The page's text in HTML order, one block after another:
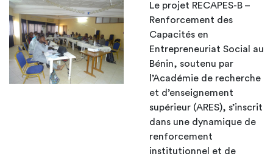
Le projet RECAPES-B –
Renforcement des
Capacités en
Entrepreneuriat Social au
Bénin, soutenu par
l’Académie de recherche
et d’enseignement
supérieur (ARES), s’inscrit
dans une dynamique de
renforcement
institutionnel et de